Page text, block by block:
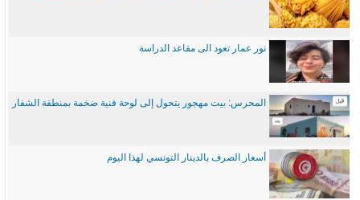
نور عمار تعود الى مقاعد الدراسة
المحرس: بيت مهجور يتحول إلى لوحة فنية ضخمة بمنطقة الشفار
أسعار الصرف بالدينار التونسي لهذا اليوم